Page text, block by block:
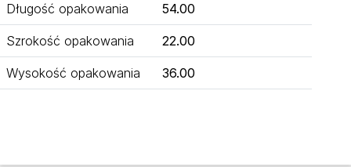
Długość opakowania 54.00
Szrokość opakowania 22.00
Wysokość opakowania 36.00